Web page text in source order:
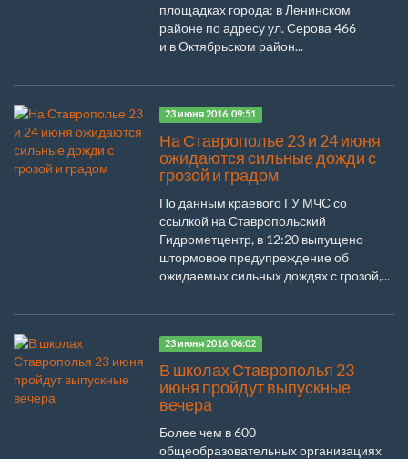
площадках города: в Ленинском
районе по адресу ул. Серова 466
и в Октябрьском район...
23 июня 2016, 09:51
На Ставрополье 23 и 24 июня
ожидаются сильные дожди с
грозой и градом
По данным краевого ГУ МЧС со
ссылкой на Ставропольский
Гидрометцентр, в 12:20 выпущено
штормовое предупреждение об
ожидаемых сильных дождях с грозой,...
23 июня 2016, 06:02
В школах Ставрополья 23
июня пройдут выпускные
вечера
Более чем в 600
общеобразовательных организациях